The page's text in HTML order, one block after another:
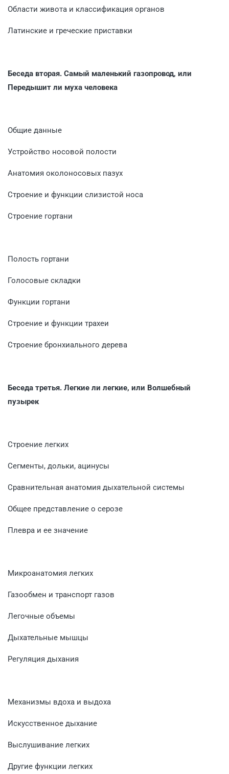
Области живота и классификация органов
Латинские и греческие приставки
Беседа вторая. Самый маленький газопровод, или
Передышит ли муха человека
Общие данные
Устройство носовой полости
Анатомия околоносовых пазух
Строение и функции слизистой носа
Строение гортани
Полость гортани
Голосовые складки
Функции гортани
Строение и функции трахеи
Строение бронхиального дерева
Беседа третья. Легкие ли легкие, или Волшебный
пузырек
Строение легких
Сегменты, дольки, ацинусы
Сравнительная анатомия дыхательной системы
Общее представление о серозе
Плевра и ее значение
Микроанатомия легких
Газообмен и транспорт газов
Легочные объемы
Дыхательные мышцы
Регуляция дыхания
Механизмы вдоха и выдоха
Искусственное дыхание
Выслушивание легких
Другие функции легких